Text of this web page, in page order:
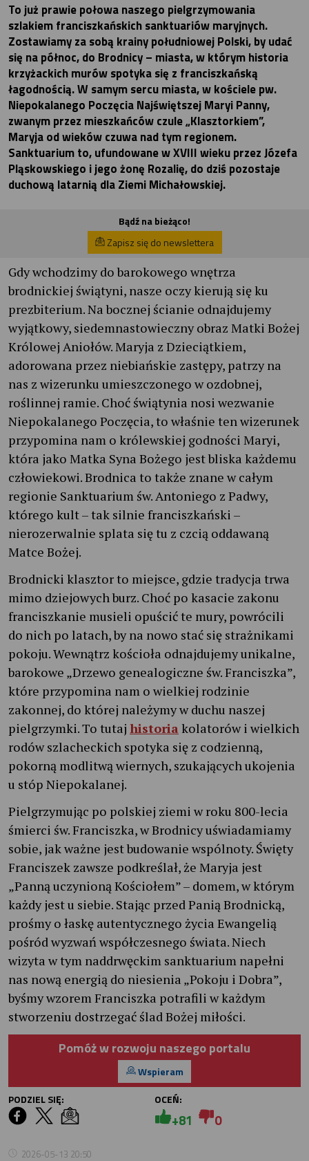
To już prawie połowa naszego pielgrzymowania
szlakiem franciszkańskich sanktuariów maryjnych.
Zostawiamy za sobą krainy południowej Polski, by udać
się na północ, do Brodnicy – miasta, w którym historia
krzyżackich murów spotyka się z franciszkańską
łagodnością. W samym sercu miasta, w kościele pw.
Niepokalanego Poczęcia Najświętszej Maryi Panny,
zwanym przez mieszkańców czule „Klasztorkiem”,
Maryja od wieków czuwa nad tym regionem.
Sanktuarium to, ufundowane w XVIII wieku przez Józefa
Pląskowskiego i jego żonę Rozalię, do dziś pozostaje
duchową latarnią dla Ziemi Michałowskiej.
Bądź na bieżąco!
Zapisz się do newslettera
Gdy wchodzimy do barokowego wnętrza
brodnickiej świątyni, nasze oczy kierują się ku
prezbiterium. Na bocznej ścianie odnajdujemy
wyjątkowy, siedemnastowieczny obraz Matki Bożej
Królowej Aniołów. Maryja z Dzieciątkiem,
adorowana przez niebiańskie zastępy, patrzy na
nas z wizerunku umieszczonego w ozdobnej,
roślinnej ramie. Choć świątynia nosi wezwanie
Niepokalanego Poczęcia, to właśnie ten wizerunek
przypomina nam o królewskiej godności Maryi,
która jako Matka Syna Bożego jest bliska każdemu
człowiekowi. Brodnica to także znane w całym
regionie Sanktuarium św. Antoniego z Padwy,
którego kult – tak silnie franciszkański –
nierozerwalnie splata się tu z czcią oddawaną
Matce Bożej.
Brodnicki klasztor to miejsce, gdzie tradycja trwa
mimo dziejowych burz. Choć po kasacie zakonu
franciszkanie musieli opuścić te mury, powrócili
do nich po latach, by na nowo stać się strażnikami
pokoju. Wewnątrz kościoła odnajdujemy unikalne,
barokowe „Drzewo genealogiczne św. Franciszka”,
które przypomina nam o wielkiej rodzinie
zakonnej, do której należymy w duchu naszej
pielgrzymki. To tutaj historia kolatorów i wielkich
rodów szlacheckich spotyka się z codzienną,
pokorną modlitwą wiernych, szukających ukojenia
u stóp Niepokalanej.
Pielgrzymując po polskiej ziemi w roku 800-lecia
śmierci św. Franciszka, w Brodnicy uświadamiamy
sobie, jak ważne jest budowanie wspólnoty. Święty
Franciszek zawsze podkreślał, że Maryja jest
„Panną uczynioną Kościołem” – domem, w którym
każdy jest u siebie. Stając przed Panią Brodnicką,
prośmy o łaskę autentycznego życia Ewangelią
pośród wyzwań współczesnego świata. Niech
wizyta w tym naddrwęckim sanktuarium napełni
nas nową energią do niesienia „Pokoju i Dobra”,
byśmy wzorem Franciszka potrafili w każdym
stworzeniu dostrzegać ślad Bożej miłości.
Pomóż w rozwoju naszego portalu
Wspieram
PODZIEL SIĘ:
OCEŃ:
+81 0
2026-05-13 20:50